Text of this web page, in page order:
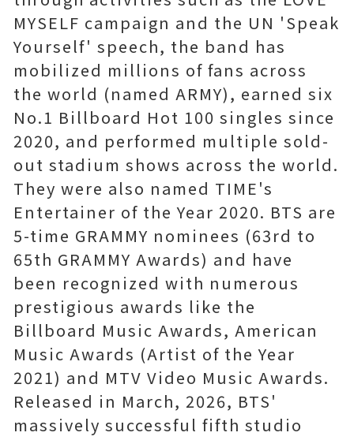
MYSELF campaign and the UN 'Speak
Yourself' speech, the band has
mobilized millions of fans across
the world (named ARMY), earned six
No.1 Billboard Hot 100 singles since
2020, and performed multiple sold-
out stadium shows across the world.
They were also named TIME's
Entertainer of the Year 2020. BTS are
5-time GRAMMY nominees (63rd to
65th GRAMMY Awards) and have
been recognized with numerous
prestigious awards like the
Billboard Music Awards, American
Music Awards (Artist of the Year
2021) and MTV Video Music Awards.
Released in March, 2026, BTS'
massively successful fifth studio